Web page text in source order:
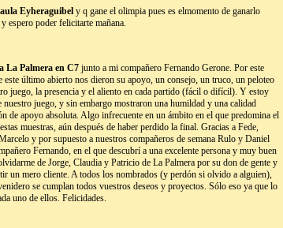
Eyheraguibel y q gane el olimpia pues es elmomento de ganarlo
espero poder felicitarte mañana.
La Palmera en C7 junto a mi compañero Fernando Gerone. Por este
este último abierto nos dieron su apoyo, un consejo, un truco, un peloteo
juego, la presencia y el aliento en cada partido (fácil o difícil). Y estoy
juego, y sin embargo mostraron una humildad y una calidad
de apoyo absoluta. Algo infrecuente en un ámbito en el que predomina el
muestras, aún después de haber perdido la final. Gracias a Fede,
y por supuesto a nuestros compañeros de semana Rulo y Daniel
Fernando, en el que descubrí a una excelente persona y muy buen
de Jorge, Claudia y Patricio de La Palmera por su don de gente y
un mero cliente. A todos los nombrados (y perdón si olvido a alguien),
se cumplan todos vuestros deseos y proyectos. Sólo eso ya que lo
uno de ellos. Felicidades.